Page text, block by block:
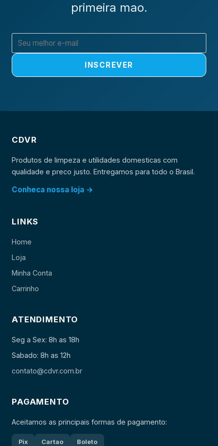
primeira mao.
INSCREVER
CDVR
Produtos de limpeza e utilidades domesticas com
qualidade e preco justo. Entregamos para todo o Brasil.
Conheca nossa loja →
LINKS
Home
Loja
Minha Conta
Carrinho
ATENDIMENTO
Seg a Sex: 8h as 18h
Sabado: 8h as 12h
contato@cdvr.com.br
PAGAMENTO
Aceitamos as principais formas de pagamento:
Pix Cartao Boleto